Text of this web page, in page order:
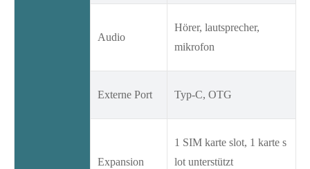
Audio
Hörer, lautsprecher,
mikrofon
Externe Port Typ-C, OTG
Expansion
1 SIM karte slot, 1 karte s
lot unterstützt